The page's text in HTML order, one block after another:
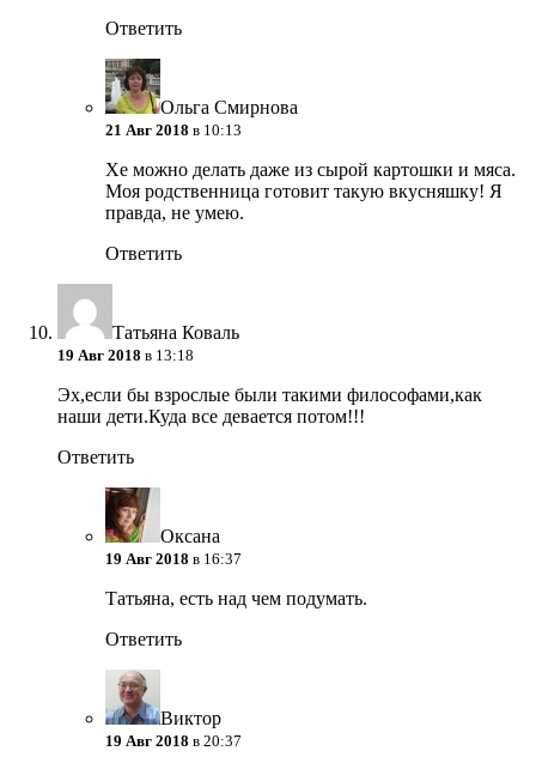
Ответить
Ольга Смирнова
21 Авг 2018 в 10:13
Хе можно делать даже из сырой картошки и мяса.
Моя родственница готовит такую вкусняшку! Я
правда, не умею.
Ответить
Татьяна Коваль
19 Авг 2018 в 13:18
Эх,если бы взрослые были такими философами,как
наши дети.Куда все девается потом!!!
Ответить
Оксана
19 Авг 2018 в 16:37
Татьяна, есть над чем подумать.
Ответить
Виктор
19 Авг 2018 в 20:37